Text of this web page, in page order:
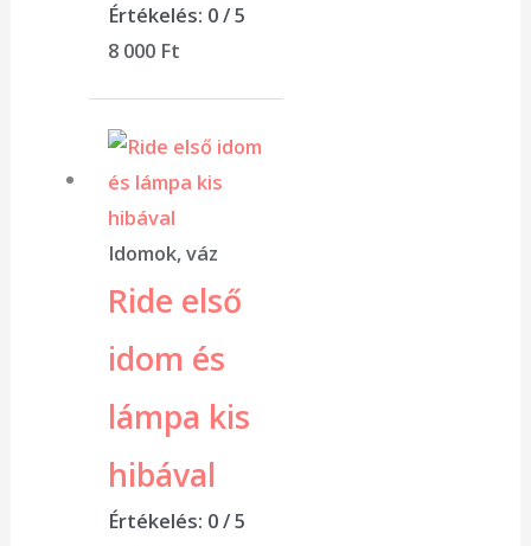
Értékelés: 0/ 5
8 000 Ft
Idomok, váz
Ride első
idom és
lámpa kis
hibával
Értékelés: 0/ 5